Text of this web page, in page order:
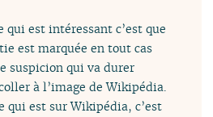
qui est intéressant c’est que
est marquée en tout cas
suspicion qui va durer
à l’image de Wikipédia.
qui est sur Wikipédia, c’est